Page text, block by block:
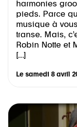
harmonies
pieds. Parce
musique à
transe. Mais,
Robin Notte et
[…]
Le samedi 8 avril